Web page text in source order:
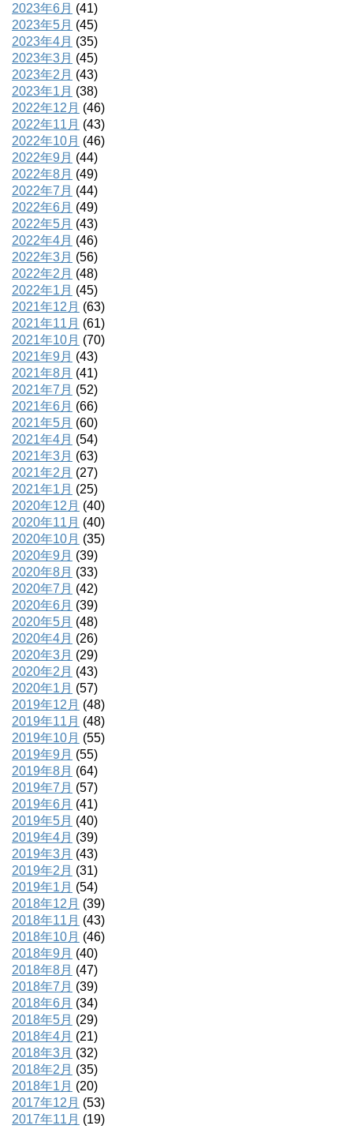
2023年6月 (41)
2023年5月 (45)
2023年4月 (35)
2023年3月 (45)
2023年2月 (43)
2023年1月 (38)
2022年12月 (46)
2022年11月 (43)
2022年10月 (46)
2022年9月 (44)
2022年8月 (49)
2022年7月 (44)
2022年6月 (49)
2022年5月 (43)
2022年4月 (46)
2022年3月 (56)
2022年2月 (48)
2022年1月 (45)
2021年12月 (63)
2021年11月 (61)
2021年10月 (70)
2021年9月 (43)
2021年8月 (41)
2021年7月 (52)
2021年6月 (66)
2021年5月 (60)
2021年4月 (54)
2021年3月 (63)
2021年2月 (27)
2021年1月 (25)
2020年12月 (40)
2020年11月 (40)
2020年10月 (35)
2020年9月 (39)
2020年8月 (33)
2020年7月 (42)
2020年6月 (39)
2020年5月 (48)
2020年4月 (26)
2020年3月 (29)
2020年2月 (43)
2020年1月 (57)
2019年12月 (48)
2019年11月 (48)
2019年10月 (55)
2019年9月 (55)
2019年8月 (64)
2019年7月 (57)
2019年6月 (41)
2019年5月 (40)
2019年4月 (39)
2019年3月 (43)
2019年2月 (31)
2019年1月 (54)
2018年12月 (39)
2018年11月 (43)
2018年10月 (46)
2018年9月 (40)
2018年8月 (47)
2018年7月 (39)
2018年6月 (34)
2018年5月 (29)
2018年4月 (21)
2018年3月 (32)
2018年2月 (35)
2018年1月 (20)
2017年12月 (53)
2017年11月 (19)